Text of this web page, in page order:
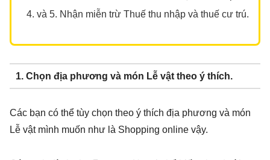
và 5. Nhận miễn trừ Thuế thu nhập và thuế cư trú.
1. Chọn địa phương và món Lễ vật theo ý thích.
Các bạn có thể tùy chọn theo ý thích địa phương và món
Lễ vật mình muốn như là Shopping online vậy.